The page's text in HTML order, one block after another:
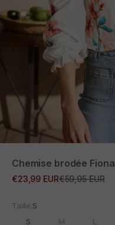
Chemise brodée Fiona
Prix promotionnel
€23,99 EURPrix normal
€59,95 EUR
Taille:S
S M L